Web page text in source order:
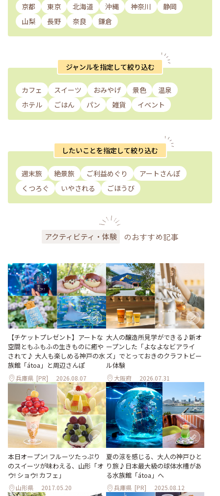
京都 東京 北海道 沖縄 神奈川
静岡
山梨
長野 奈良 鎌倉
ジャンルを指定して絞り込む
カフェ スイーツ おみやげ 景色
温泉
ホテル
ごはん パン 雑貨 イベント
したいことを指定して絞り込む
週末旅 絶景旅 ご利益めぐり
アートさんぽ
くつろぐ
いやされる ごほうび
アクティビティ・体験 のおすすめ記事
【チケットプレゼント】アートな
空間ともふもふの生きものに癒や
されて♪ 大人も楽しめる神戸の水
族館「átoa」と周辺さんぽ
兵庫県 [PR] 2026.08.07
大人の醸造所見学ができる♪新オ
ープンした「よなよなビアライ
ズ」でとっておきのクラフトビー
ル体験
大阪府 2026.07.31
本日オープン! フルーツたっぷり
のスイーツが味わえる、山形「オ
ウ! ショウ! カフェ」
山形県 2017.05.20
夏の涼を感じる、大人の神戸ひと
り旅♪日本最大級の球体水槽があ
る水族館「átoa」へ
兵庫県 [PR] 2025.08.12